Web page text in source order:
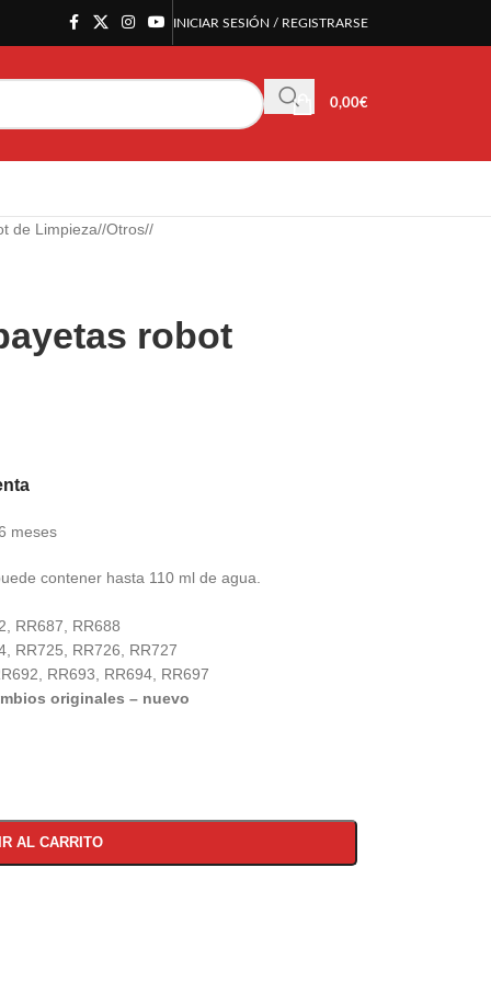
INICIAR SESIÓN / REGISTRARSE
0,00€
de Limpieza/ Otros/
robot
meses
contener hasta 110 ml de agua.
RR687, RR688
RR725, RR726, RR727
RR693, RR694, RR697
originales – nuevo
AL CARRITO